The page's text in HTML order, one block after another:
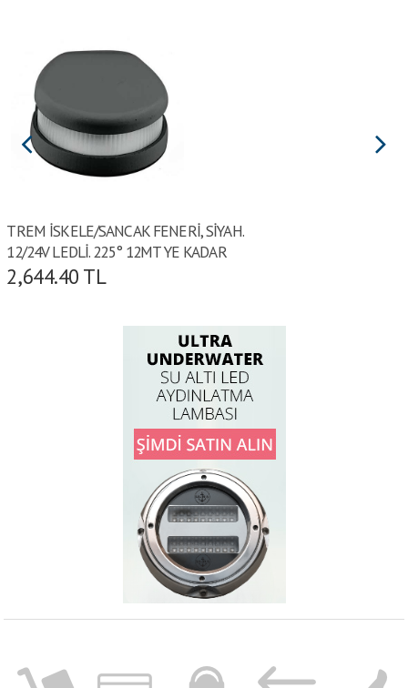
TREM İSKELE/SANCAK FENERİ, SİYAH.
12/24V LEDLİ. 225° 12MT YE KADAR
2,644.40 TL